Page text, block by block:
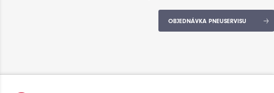
OBJEDNÁVKA PNEUSERVISU